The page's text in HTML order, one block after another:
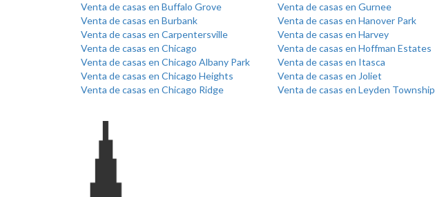
Venta de casas en Buffalo Grove
Venta de casas en Burbank
Venta de casas en Carpentersville
Venta de casas en Chicago
Venta de casas en Chicago Albany Park
Venta de casas en Chicago Heights
Venta de casas en Chicago Ridge
Venta de casas en Gurnee
Venta de casas en Hanover Park
Venta de casas en Harvey
Venta de casas en Hoffman Estates
Venta de casas en Itasca
Venta de casas en Joliet
Venta de casas en Leyden Township